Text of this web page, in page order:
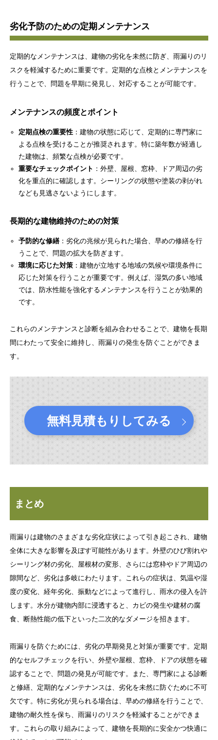
劣化予防のための定期メンテナンス
定期的なメンテナンスは、建物の劣化を未然に防ぎ、雨漏りのリ
スクを軽減するために重要です。定期的な点検とメンテナンスを
行うことで、問題を早期に発見し、対応することが可能です。
メンテナンスの頻度とポイント
定期点検の重要性 ：建物の状態に応じて、定期的に専門家に
よる点検を受けることが推奨されます。特に築年数が経過し
た建物は、頻繁な点検が必要です。
重要なチェックポイント ：外壁、屋根、窓枠、ドア周辺の劣
化を重点的に確認します。シーリングの状態や塗装の剥がれ
なども見逃さないようにします。
長期的な建物維持のための対策
予防的な修繕 ：劣化の兆候が見られた場合、早めの修繕を行
うことで、問題の拡大を防ぎます。
環境に応じた対策 ：建物が立地する地域の気候や環境条件に
応じた対策を行うことが重要です。例えば、湿気の多い地域
では、防水性能を強化するメンテナンスを行うことが効果的
です。
これらのメンテナンスと診断を組み合わせることで、建物を長期
間にわたって安全に維持し、雨漏りの発生を防ぐことができま
す。
無料見積もりしてみる
まとめ
雨漏りは建物のさまざまな劣化症状によって引き起こされ、建物
全体に大きな影響を及ぼす可能性があります。外壁のひび割れや
シーリング材の劣化、屋根材の変形、さらには窓枠やドア周辺の
隙間など、劣化は多岐にわたります。これらの症状は、気温や湿
度の変化、経年劣化、振動などによって進行し、雨水の侵入を許
します。水分が建物内部に浸透すると、カビの発生や建材の腐
食、断熱性能の低下といった二次的なダメージを招きます。
雨漏りを防ぐためには、劣化の早期発見と対策が重要です。定期
的なセルフチェックを行い、外壁や屋根、窓枠、ドアの状態を確
認することで、問題の発見が可能です。また、専門家による診断
と修繕、定期的なメンテナンスは、劣化を未然に防ぐために不可
欠です。特に劣化が見られる場合は、早めの修繕を行うことで、
建物の耐久性を保ち、雨漏りのリスクを軽減することができま
す。これらの取り組みによって、建物を長期的に安全かつ快適に